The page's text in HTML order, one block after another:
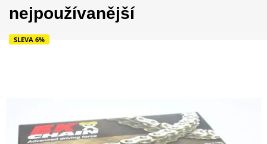
nejpoužívanější
SLEVA 6%